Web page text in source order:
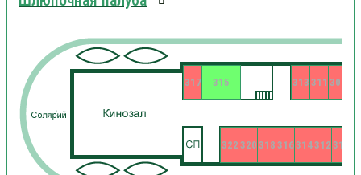
309
310
311
312
313
314
315
316
317
318
320
322